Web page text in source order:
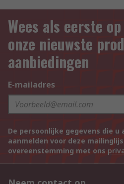
Wees als eerste
onze nieuwste
aanbiedingen
E-mailadres
De persoonlijke gegevens die
aanmelden voor deze
overeenstemming met ons